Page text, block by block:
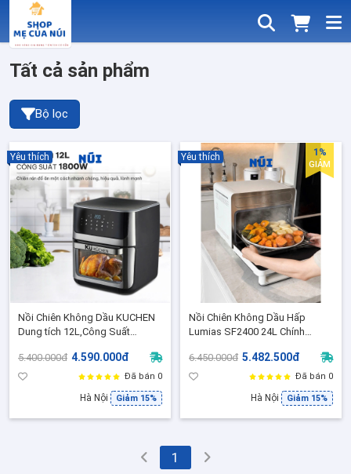
Tất cả sản phẩm
Bộ lọc
Nồi Chiên Không Dầu KUCHEN
Dung tích 12L,Công Suất
KU PCB1128 - BH 2 Năm
5.400.000đ 4.590.000đ
Đã bán 0
Hà Nội Giảm 15%
Yêu thích
Nồi Chiên Không Dầu Hấp
Lumias SF2400 24L Chính
Inox 304, 128 Menu Cài Sẵn
6.450.000đ 5.482.500đ
Đã bán 0
Hà Nội Giảm 15%
Yêu thích 1%
GIẢM
1